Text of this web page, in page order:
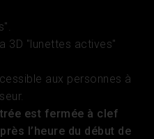
3D "lunettes actives"
aux personnes à
est fermée à clef
l’heure du début de